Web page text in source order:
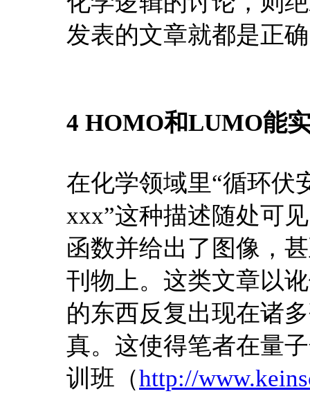
发表的文章就都是正
4 HOMO和LUMO能
在化学领域里“循环伏
xxx”这种描述随处可
函数并给出了图像，
刊物上。这类文章以
的东西反复出现在诸
真。这使得笔者在量
训班（http://